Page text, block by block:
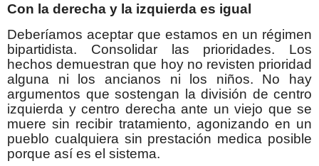
Con la derecha y la izquierda es igual
Deberíamos aceptar que estamos en un régimen
bipartidista. Consolidar las prioridades. Los
hechos demuestran que hoy no revisten prioridad
alguna ni los ancianos ni los niños. No hay
argumentos que sostengan la división de centro
izquierda y centro derecha ante un viejo que se
muere sin recibir tratamiento, agonizando en un
pueblo cualquiera sin prestación medica posible
porque así es el sistema.